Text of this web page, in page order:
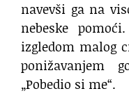
navevši ga na
nebeske
izgledom malog
ponižavanjem
„Pobedio si me“.